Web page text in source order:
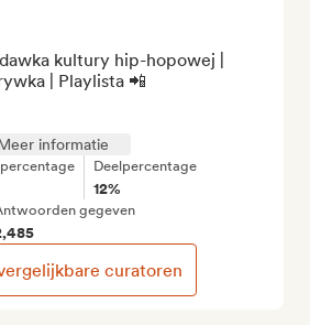
kultury hip-hopowej |
| Playlista 📲
informatie
Deelpercentage
12%
gegeven
curatoren